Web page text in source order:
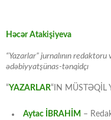
Həcər Atakişiyeva
“Yazarlar” jurnalının redaktoru
ədəbiyyatşünas-tənqidçı
“YAZARLAR“IN MÜSTƏQİL
Aytac İBRAHİM –